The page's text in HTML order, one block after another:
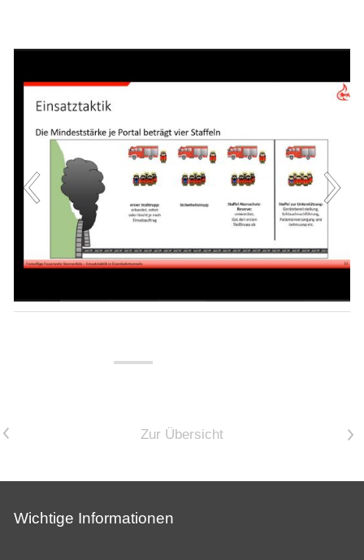
< Zur Übersicht >
Wichtige Informationen